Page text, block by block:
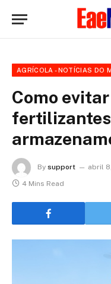
AGRÍCOLA - NOTÍCIAS DO
Como
By support abril
4 Mins Read